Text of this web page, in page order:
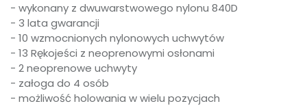
- wykonany z dwuwarstwowego nylonu 840D
- 3 lata gwarancji
- 10 wzmocnionych nylonowych uchwytów
- 13 Rękojeści z neoprenowymi osłonami
- 2 neoprenowe uchwyty
- załoga do 4 osób
- możliwość holowania w wielu pozycjach